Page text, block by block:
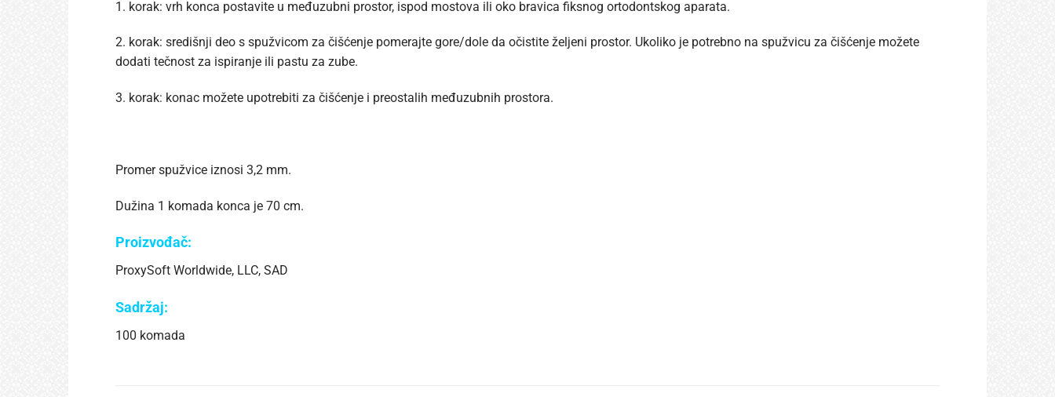
1. korak: vrh konca postavite u međuzubni prostor, ispod mostova ili oko bravica fiksnog ortodontskog aparata.
2. korak: središnji deo s spužvicom za čišćenje pomerajte gore/dole da očistite željeni prostor. Ukoliko je potrebno na spužvicu za čišćenje možete
dodati tečnost za ispiranje ili pastu za zube.
3. korak: konac možete upotrebiti za čišćenje i preostalih međuzubnih prostora.
Promer spužvice iznosi 3,2 mm.
Dužina 1 komada konca je 70 cm.
Proizvođač:
ProxySoft Worldwide, LLC, SAD
Sadržaj:
100 komada